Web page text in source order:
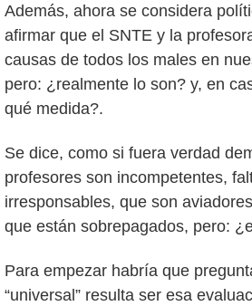
Además, ahora se considera
afirmar que el SNTE y la
causas de todos los males en
pero: ¿realmente lo son? y, en
qué medida?.
Se dice, como si fuera verdad
profesores son incompetentes,
irresponsables, que son
que están sobrepagados, pero:
Para empezar habría que
“universal” resulta ser esa